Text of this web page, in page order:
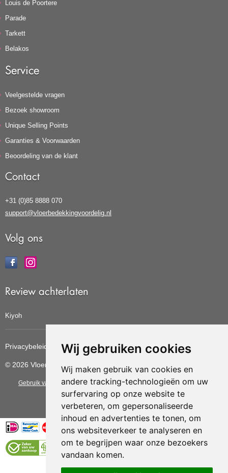
Wij gebruiken cookies
Wij maken gebruik van cookies en
andere tracking-technologieën om uw
surfervaring op onze website te
verbeteren, om gepersonaliseerde
inhoud en advertenties te tonen, om
ons websiteverkeer te analyseren en
om te begrijpen waar onze bezoekers
vandaan komen.
Louis de Poortere
Parade
Tarkett
Belakos
Service
Veelgestelde vragen
Bezoek showroom
Unique Selling Points
Garanties & Voorwaarden
Beoordeling van de klant
Contact
+31 (0)85 8888 070
support@vloerbedekkingvoordelig.nl
Volg ons
Review achterlaten
Kiyoh
Privacybeleid Cookiebeleid Update cookies voorkeuren
© 2026 Vloerbedekkingvoordelig
Gebruik van deze site betekent dat u dealgemene voorwaarden van CBW
Vloerenvoordelig.nl is een onderdeel van